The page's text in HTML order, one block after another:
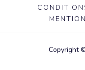
Copyright